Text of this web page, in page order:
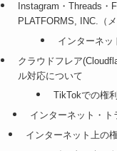
Instagram・Threads・
PLATFORMS, INC.（
インターネッ
クラウドフレア
ル対応について
TikTokでの権
インターネット・ト
インターネット上の